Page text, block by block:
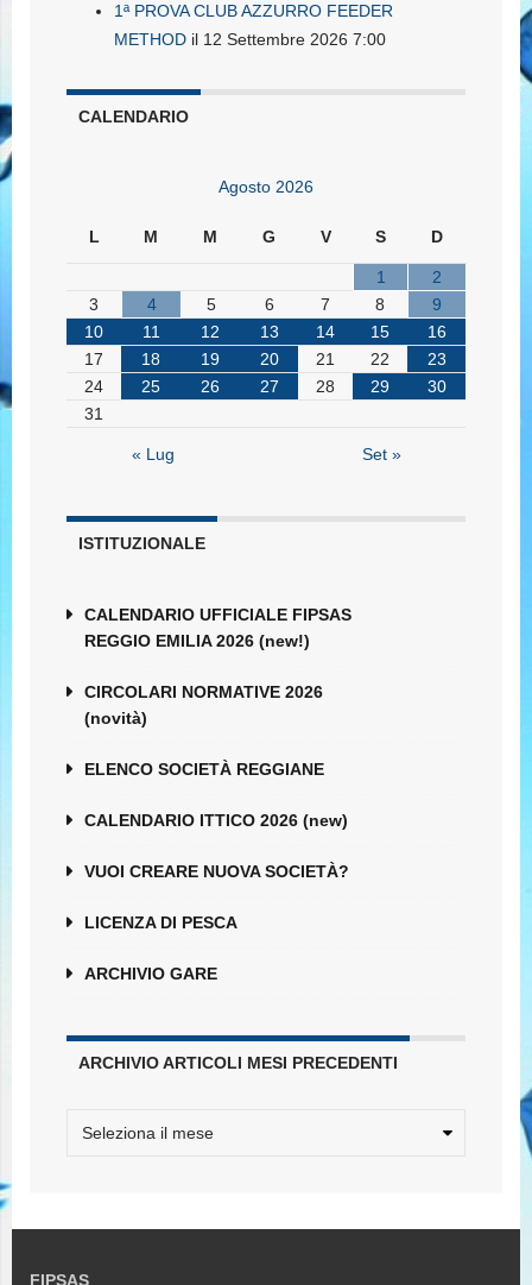
1ª PROVA CLUB AZZURRO FEEDER
METHOD il 12 Settembre 2026 7:00
CALENDARIO
Agosto 2026
L M M G V S D
1
2
3
4 5 6 7 8
9
10
11 12 13 14 15
16
17
18 19 20 21 22
23
24
25 26 27 28 29
30
31
« Lug Set »
ISTITUZIONALE
CALENDARIO UFFICIALE FIPSAS
REGGIO EMILIA 2026 (new!)
CIRCOLARI NORMATIVE 2026
(novità)
ELENCO SOCIETÀ REGGIANE
CALENDARIO ITTICO 2026 (new)
VUOI CREARE NUOVA SOCIETÀ?
LICENZA DI PESCA
ARCHIVIO GARE
ARCHIVIO ARTICOLI MESI PRECEDENTI
FIPSAS